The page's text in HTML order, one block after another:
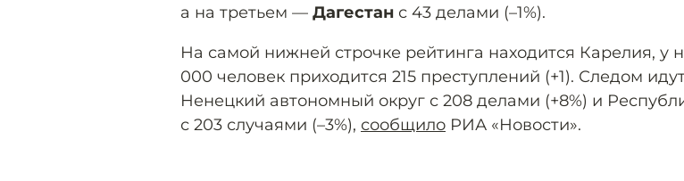
а на третьем — Дагестан с 43 делами (–1%).
На самой нижней строчке рейтинга находится Карелия, у
000 человек приходится 215 преступлений (+1). Следом
Ненецкий автономный округ с 208 делами (+8%) и
с 203 случаями (–3%), сообщило РИА «Новости».